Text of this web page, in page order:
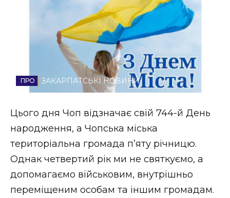
Політика
Спорт
Стиль життя
Втрачений Ужгород
Втрачений Ужгород (відеоверсія)
ЗАКАРПАТСЬКІ НОВИНИ
Цього дня Чоп відзначає свій 744-й День
народження, а Чопська міська
територіальна громада п’яту річницю.
Однак четвертий рік ми не святкуємо, а
допомагаємо військовим, внутрішньо
переміщеним особам та іншим громадам.